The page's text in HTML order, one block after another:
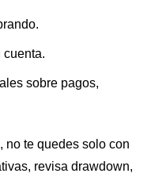
cuenta.
sobre pagos,
no te quedes solo con
revisa drawdown,